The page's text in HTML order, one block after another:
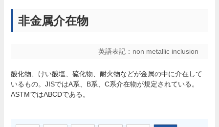
非金属介在物
英語表記： non metallic inclusion
酸化物、けい酸塩、硫化物、耐火物などが金属の中に介在して
いるもの。JISではA系、B系、C系介在物が規定されている。
ASTMではABCDである。